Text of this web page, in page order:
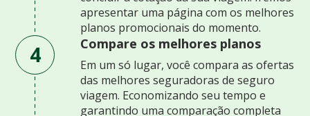
apresentar uma página com os melhores
planos promocionais do momento.
4 Compare os melhores planos
Em um só lugar, você compara as ofertas
das melhores seguradoras de seguro
viagem. Economizando seu tempo e
garantindo uma comparação completa